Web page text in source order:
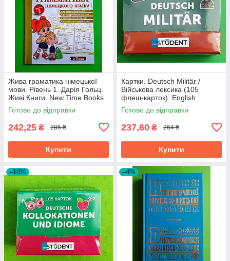
Жива граматика німецької
мови. Рівень 1. Дарія Гольц.
Живі Книги. New Time Books
Готово до відправки
242,25 ₴ 285 ₴
Купити
Картки. Deutsch Militär /
Військова лексика (105
флеш-карток). English
Student
Готово до відправки
237,60 ₴ 264 ₴
Купити
–10% –4%